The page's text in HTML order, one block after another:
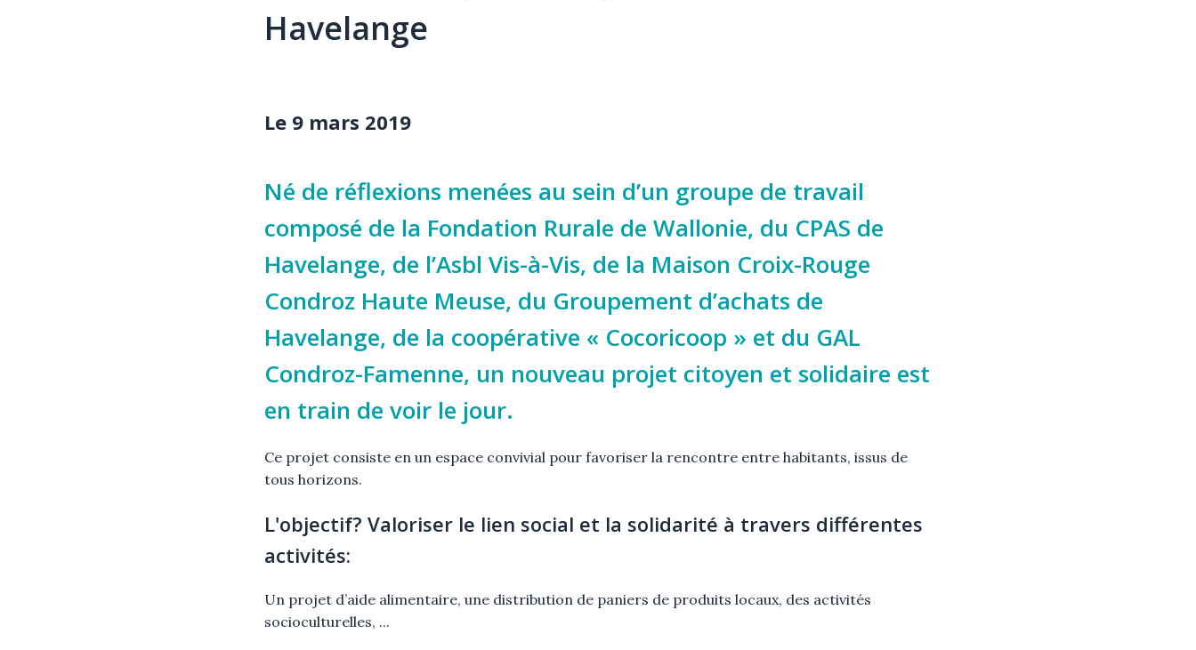
Havelange
Élément
Texte
Le 9 mars 2019
Né de réflexions menées au sein d’un groupe de travail
composé de la Fondation Rurale de Wallonie, du CPAS de
Havelange, de l’Asbl Vis-à-Vis, de la Maison Croix-Rouge
Condroz Haute Meuse, du Groupement d’achats de
Havelange, de la coopérative « Cocoricoop » et du GAL
Condroz-Famenne, un nouveau projet citoyen et solidaire est
en train de voir le jour.
Ce projet consiste en un espace convivial pour favoriser la rencontre entre habitants, issus de
tous horizons.
L'objectif? Valoriser le lien social et la solidarité à travers différentes
activités:
Un projet d’aide alimentaire, une distribution de paniers de produits locaux, des activités
socioculturelles, ...